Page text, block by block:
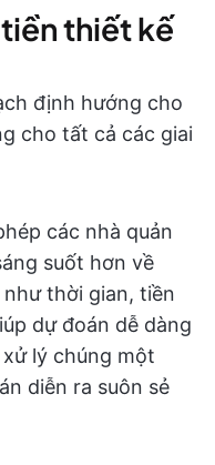
thiết kế
định hướng cho
cho tất cả các giai
các nhà quản
suốt hơn về
thời gian, tiền
dự đoán dễ dàng
lý chúng một
diễn ra suôn sẻ